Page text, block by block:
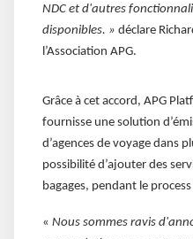
NDC et d'autres
disponibles. » déclare
l’Association APG.
Grâce à cet accord, APG
fournisse une solution
d’agences de voyage dans
possibilité d’ajouter des
bagages, pendant le
« Nous sommes ravis